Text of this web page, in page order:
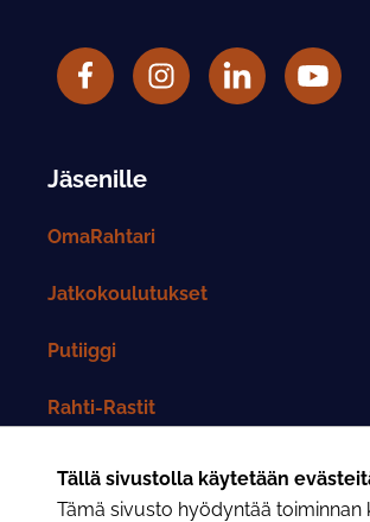
Tällä sivustolla käytetään
Tämä sivusto hyödyntää toiminnan
FacebookRahtarit ry Instagram-tili
LinkedIn Rahtarit
Jäsenille
OmaRahtari
Jatkokoulutukset
Putiiggi
Rahti-Rastit
Rahtarit-lehti